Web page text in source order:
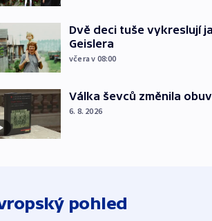
Dvě deci tuše vykreslují
Geislera
včera v 08:00
Válka ševců změnila
6. 8. 2026
pohled